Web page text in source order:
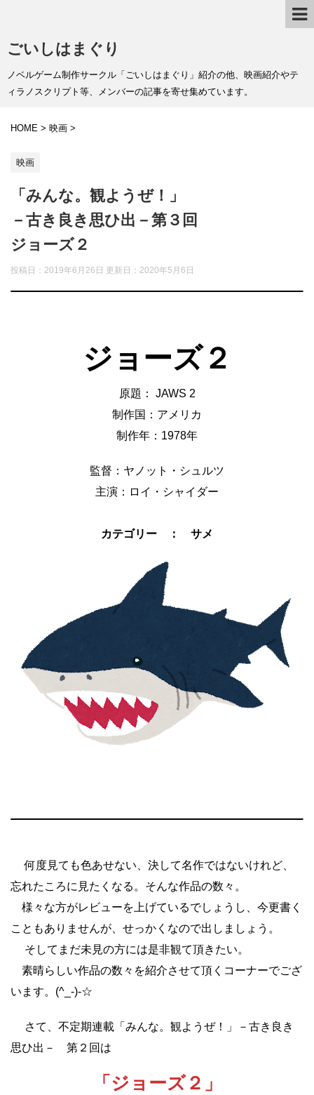
ごいしはまぐり
ノベルゲーム制作サークル「ごいしはまぐり」紹介の他、映画紹介やテ
ィラノスクリプト等、メンバーの記事を寄せ集めています。
HOME > 映画 >
映画
「みんな。観ようぜ！」
－古き良き思ひ出－第３回
ジョーズ２
投稿日：2019年6月26日 更新日： 2020年5月6日
ジョーズ２
原題： JAWS 2
制作国：アメリカ
制作年：1978年
監督：ヤノット・シュルツ
主演：ロイ・シャイダー
カテゴリー ： サメ
何度見ても色あせない、決して名作ではないけれど、
忘れたころに見たくなる。そんな作品の数々。
様々な方がレビューを上げているでしょうし、今更書く
こともありませんが、せっかくなので出しましょう。
そしてまだ未見の方には是非観て頂きたい。
素晴らしい作品の数々を紹介させて頂くコーナーでござ
います。(^_-)-☆
さて、不定期連載「みんな。観ようぜ！」－古き良き
思ひ出－ 第２回は
「ジョーズ２」